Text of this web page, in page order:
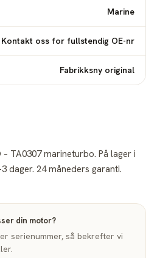
Marine
Kontakt oss for fullstendig OE-nr
Fabrikksny original
– TA0307 marineturbo. På lager i
dager. 24 måneders garanti.
din motor?
serienummer, så bekrefter vi